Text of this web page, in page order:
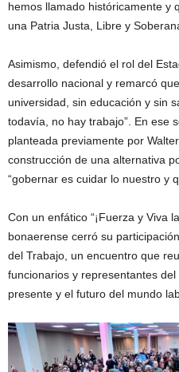
hemos llamado históricamente y
una Patria Justa, Libre y
Asimismo, defendió el rol del
desarrollo nacional y remarcó
universidad, sin educación y sin
todavía, no hay trabajo”. En ese
planteada previamente por
construcción de una alternativa
“gobernar es cuidar lo nuestro y
Con un enfático “¡Fuerza y Viva
bonaerense cerró su
del Trabajo, un encuentro que
funcionarios y representantes
presente y el futuro del mundo